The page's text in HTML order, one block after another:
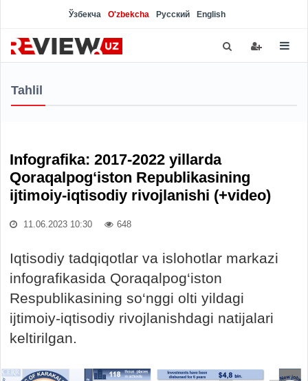
Ўзбекча O'zbekcha Русский English
Tahlil
Infografika: 2017-2022 yillarda
Qoraqalpog‘iston Republikasining
ijtimoiy-iqtisodiy rivojlanishi (+video)
11.06.2023 10:30 648
Iqtisodiy tadqiqotlar va islohotlar markazi
infografikasida Qoraqalpog‘iston
Respublikasining so‘nggi olti yildagi
ijtimoiy-iqtisodiy rivojlanishdagi natijalari
keltirilgan.